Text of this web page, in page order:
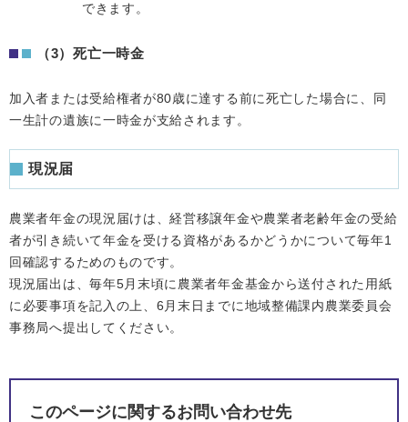
できます。
（3）死亡一時金
加入者または受給権者が80歳に達する前に死亡した場合に、同
一生計の遺族に一時金が支給されます。
現況届
農業者年金の現況届けは、経営移譲年金や農業者老齢年金の受給
者が引き続いて年金を受ける資格があるかどうかについて毎年1
回確認するためのものです。
現況届出は、毎年5月末頃に農業者年金基金から送付された用紙
に必要事項を記入の上、6月末日までに地域整備課内農業委員会
事務局へ提出してください。
このページに関するお問い合わせ先